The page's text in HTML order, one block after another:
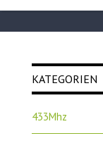
KATEGORIEN
433Mhz